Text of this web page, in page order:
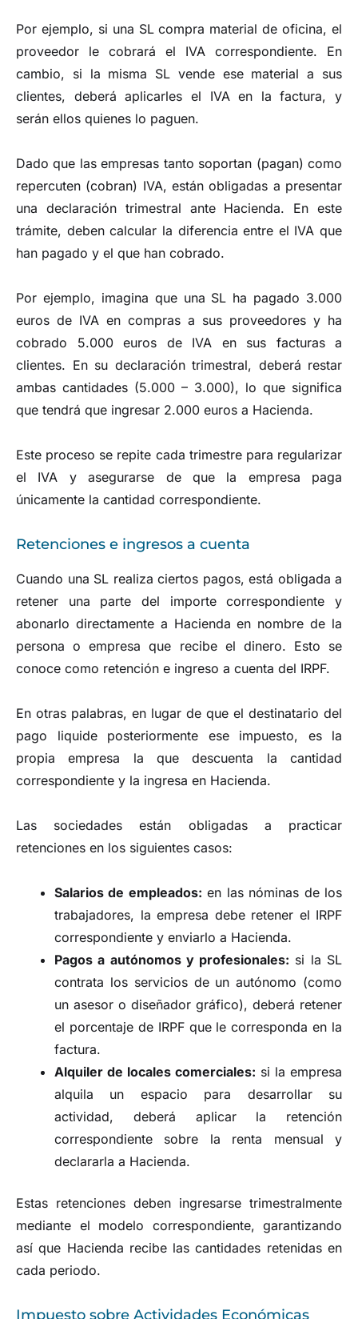
Por ejemplo, si una SL compra material de oficina, el
proveedor le cobrará el IVA correspondiente. En
cambio, si la misma SL vende ese material a sus
clientes, deberá aplicarles el IVA en la factura, y
serán ellos quienes lo paguen.
Dado que las empresas tanto soportan (pagan) como
repercuten (cobran) IVA, están obligadas a presentar
una declaración trimestral ante Hacienda. En este
trámite, deben calcular la diferencia entre el IVA que
han pagado y el que han cobrado.
Por ejemplo, imagina que una SL ha pagado 3.000
euros de IVA en compras a sus proveedores y ha
cobrado 5.000 euros de IVA en sus facturas a
clientes. En su declaración trimestral, deberá restar
ambas cantidades (5.000 – 3.000), lo que significa
que tendrá que ingresar 2.000 euros a Hacienda.
Este proceso se repite cada trimestre para regularizar
el IVA y asegurarse de que la empresa paga
únicamente la cantidad correspondiente.
Retenciones e ingresos a cuenta
Cuando una SL realiza ciertos pagos, está obligada a
retener una parte del importe correspondiente y
abonarlo directamente a Hacienda en nombre de la
persona o empresa que recibe el dinero. Esto se
conoce como retención e ingreso a cuenta del IRPF.
En otras palabras, en lugar de que el destinatario del
pago liquide posteriormente ese impuesto, es la
propia empresa la que descuenta la cantidad
correspondiente y la ingresa en Hacienda.
Las sociedades están obligadas a practicar
retenciones en los siguientes casos:
Salarios de empleados: en las nóminas de los
trabajadores, la empresa debe retener el IRPF
correspondiente y enviarlo a Hacienda.
Pagos a autónomos y profesionales: si la SL
contrata los servicios de un autónomo (como
un asesor o diseñador gráfico), deberá retener
el porcentaje de IRPF que le corresponda en la
factura.
Alquiler de locales comerciales: si la empresa
alquila un espacio para desarrollar su
actividad, deberá aplicar la retención
correspondiente sobre la renta mensual y
declararla a Hacienda.
Estas retenciones deben ingresarse trimestralmente
mediante el modelo correspondiente, garantizando
así que Hacienda recibe las cantidades retenidas en
cada periodo.
Impuesto sobre Actividades Económicas